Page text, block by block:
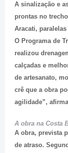
A sinalização e
prontas no
Aracati,
O Programa de
realizou
calçadas e
de artesanato,
crê que a obra
agilidade”,
A obra na Costa
A obra, prevista
de atraso.